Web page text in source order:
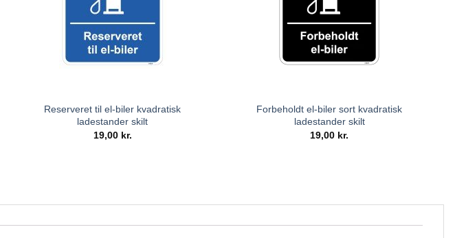
Reserveret til el-biler kvadratisk
ladestander skilt
19,00 kr.
Forbeholdt el-biler sort kvadratisk
ladestander skilt
19,00 kr.